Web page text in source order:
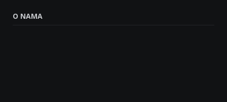
O NAMA